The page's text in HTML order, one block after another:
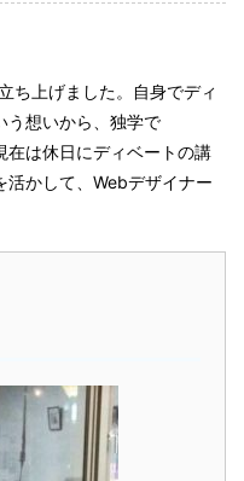
ち上げました。自身でディ
う想いから、独学で
在は休日にディベートの講
活かして、Webデザイナー